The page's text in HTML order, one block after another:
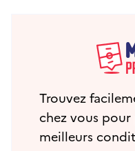
Trouvez
chez vous
meilleurs